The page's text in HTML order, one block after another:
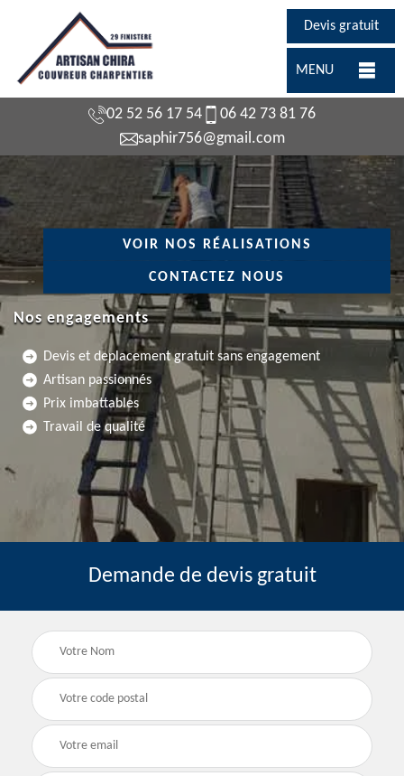
Devis gratuit
MENU
02 52 56 17 54
06 42 73 81 76
saphir756@gmail.com
VOIR NOS RÉALISATIONS
CONTACTEZ NOUS
Nos engagements
Devis et deplacement gratuit sans engagement
Artisan passionnés
Prix imbattables
Travail de qualité
Demande de devis gratuit